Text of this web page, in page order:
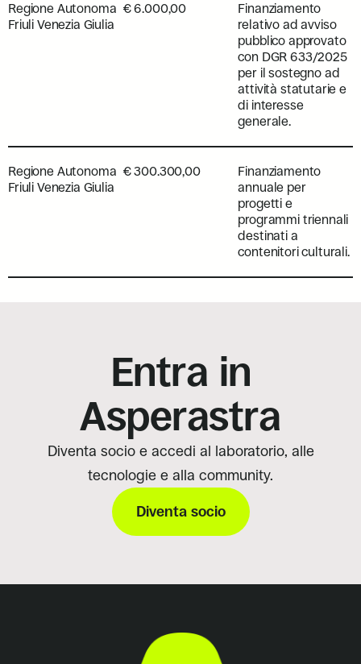
Regione Autonoma
Friuli Venezia Giulia
€ 6.000,00
Finanziamento
relativo ad avviso
pubblico approvato
con DGR 633/2025
per il sostegno ad
attività statutarie e
di interesse
generale.
Regione Autonoma
Friuli Venezia Giulia
€ 300.300,00
Finanziamento
annuale per
progetti e
programmi triennali
destinati a
contenitori culturali.
Entra in
Asperastra
Diventa socio e accedi al laboratorio, alle
tecnologie e alla community.
Diventa socio